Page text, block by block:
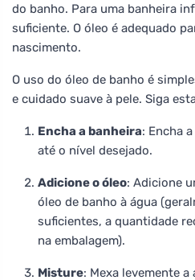
do banho. Para uma banheira
suficiente. O óleo é adequado
nascimento.
O uso do óleo de banho é
e cuidado suave à pele. Siga
Encha a banheira: Encha
até o nível desejado.
Adicione o óleo: Adicione
óleo de banho à água
suficientes, a quantidade
na embalagem).
Misture: Mexa levemente